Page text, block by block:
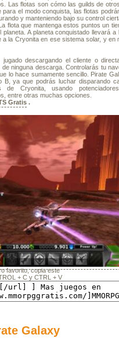
Las flotas son cómo las guilds de
para el modo conquista, las flotas
y manteniendo bajo su control
flota que mantenga estos puntos un
A planeta conquistado llevará a
a la Cryonita en ese sistema solar, y en
descargando el cliente o
ninguna descarga. Controlarás tu
lo hace sumamente sencillo. Pirate
B, ya que podrás luchar disparando
de Cryonita, usando
entre otras muchas opciones.
Gratis .
favorito, copia este
+ C y CTRL + V
Galaxy